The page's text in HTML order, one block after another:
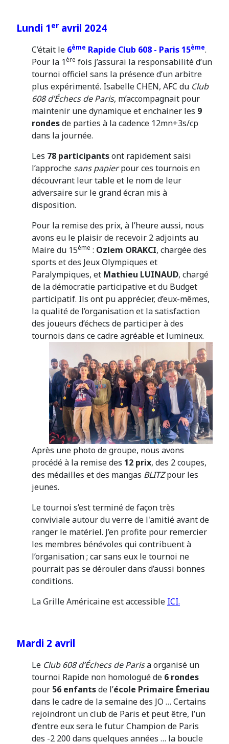
Lundi 1 er avril 2024
C’était le 6ème Rapide Club 608 - Paris 15ème.
Pour la 1ère fois j’assurai la responsabilité d’un
tournoi officiel sans la présence d’un arbitre
plus expérimenté. Isabelle CHEN, AFC du Club
608 d’Échecs de Paris, m’accompagnait pour
maintenir une dynamique et enchainer les 9
rondesde parties à la cadence 12mn+3s/cp
dans la journée.
Les 78 participantsont rapidement saisi
l’approche sans papierpour ces tournois en
découvrant leur table et le nom de leur
adversaire sur le grand écran mis à
disposition.
Pour la remise des prix, à l’heure aussi, nous
avons eu le plaisir de recevoir 2 adjoints au
Maire du 15ème : Ozlem ORAKCI, chargée des
sports et des Jeux Olympiques et
Paralympiques, et Mathieu LUINAUD, chargé
de la démocratie participative et du Budget
participatif. Ils ont pu apprécier, d’eux-mêmes,
la qualité de l’organisation et la satisfaction
des joueurs d’échecs de participer à des
tournois dans ce cadre agréable et lumineux.
Après une photo de groupe, nous avons
procédé à la remise des 12 prix, des 2 coupes,
des médailles et des mangas BLITZpour les
jeunes.
Le tournoi s’est terminé de façon très
conviviale autour du verre de l'amitié avant de
ranger le matériel. J’en profite pour remercier
les membres bénévoles qui contribuent à
l’organisation ; car sans eux le tournoi ne
pourrait pas se dérouler dans d’aussi bonnes
conditions.
La Grille Américaine est accessible ICI.
Mardi 2 avril
Le Club 608 d’Échecs de Parisa organisé un
tournoi Rapide non homologué de 6 rondes
pour 56 enfantsde l’école Primaire Émeriau
dans le cadre de la semaine des JO … Certains
rejoindront un club de Paris et peut être, l’un
d’entre eux sera le futur Champion de Paris
des -2 200 dans quelques années … la boucle